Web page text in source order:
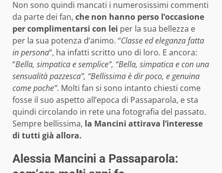
Non sono quindi mancati i numerosissimi commenti
da parte dei fan, che non hanno perso l’occasione
per complimentarsi con lei per la sua bellezza e
per la sua potenza d’animo. “Classe ed eleganza fatta
in persona“, ha infatti scritto uno di loro. E ancora:
“Bella, simpatica e semplice”, “Bella, simpatica e con una
sensualità pazzesca”, “Bellissima è dir poco, e genuina
come poche”. Molti fan si sono intanto chiesti come
fosse il suo aspetto all’epoca di Passaparola, e sta
quindi circolando in rete una fotografia del passato.
Sempre bellissima, la Mancini attirava l’interesse
di tutti già allora.
Alessia Mancini a Passaparola: